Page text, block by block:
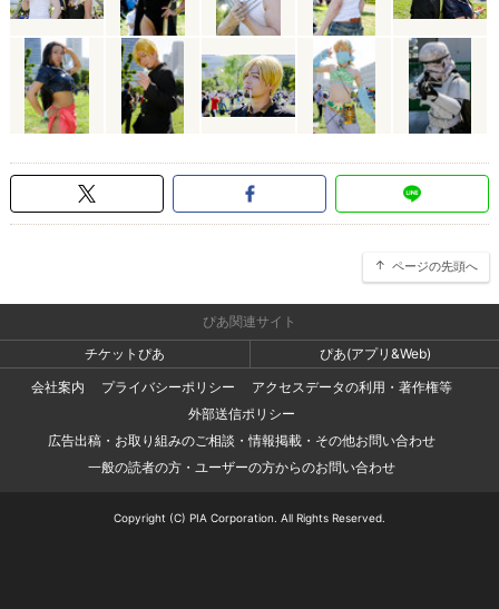
ページの先頭へ
ぴあ関連サイト
チケットぴあ
ぴあ(アプリ&Web)
会社案内
プライバシーポリシー
アクセスデータの利用・著作権等
外部送信ポリシー
広告出稿・お取り組みのご相談・情報掲載・その他お問い合わせ
一般の読者の方・ユーザーの方からのお問い合わせ
Copyright (C) PIA Corporation. All Rights Reserved.